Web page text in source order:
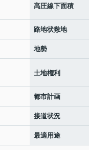
高圧線下面積
路地状敷地
地勢
土地権利
都市計画
接道状況
最適用途